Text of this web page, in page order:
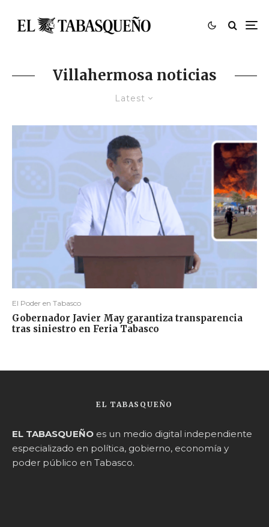
Villahermosa noticias
Latest
El Poder en Tabasco
Gobernador Javier May garantiza transparencia
tras siniestro en Feria Tabasco
EL TABASQUEÑO
EL TABASQUEÑO es un medio digital independiente
especializado en política, gobierno, economía y
poder público en Tabasco.